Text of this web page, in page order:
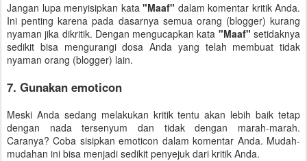
Jangan lupa menyisipkan kata "Maaf" dalam komentar kritik Anda.
Ini penting karena pada dasarnya semua orang (blogger) kurang
nyaman jika dikritik. Dengan mengucapkan kata "Maaf" setidaknya
sedikit bisa mengurangi dosa Anda yang telah membuat tidak
nyaman orang (blogger) lain.
7. Gunakan emoticon
Meski Anda sedang melakukan kritik tentu akan lebih baik tetap
dengan nada tersenyum dan tidak dengan marah-marah.
Caranya? Coba sisipkan emoticon dalam komentar Anda. Mudah-
mudahan ini bisa menjadi sedikit penyejuk dari kritik Anda.